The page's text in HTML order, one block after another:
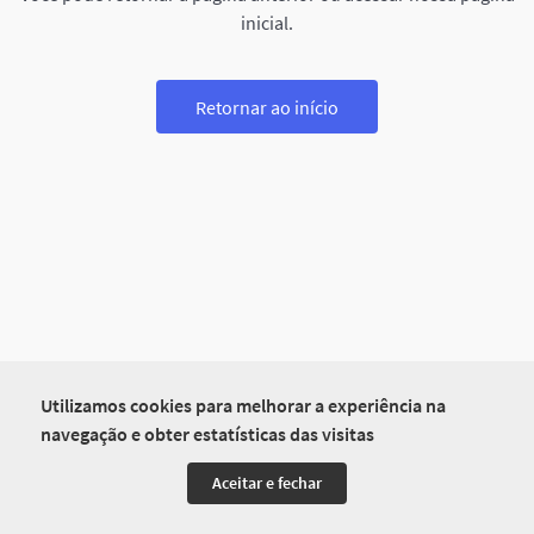
Utilizamos cookies para melhorar a experiência na
navegação e obter estatísticas das visitas
Aceitar e fechar
inicial.
Retornar ao início